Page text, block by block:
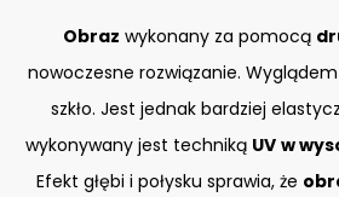
Obraz wykonany za pomocą
nowoczesne rozwiązanie.
szkło. Jest jednak bardziej
wykonywany jest techniką UV w
Efekt głębi i połysku sprawia, że